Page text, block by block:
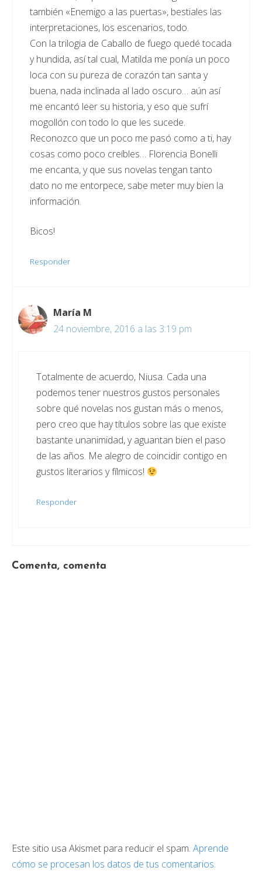
también «Enemigo a las puertas», bestiales las
interpretaciones, los escenarios, todo.
Con la trilogia de Caballo de fuego quedé tocada
y hundida, así tal cual, Matilda me ponía un poco
loca con su pureza de corazón tan santa y
buena, nada inclinada al lado oscuro… aún así
me encantó leer su historia, y eso que sufrí
mogollón con todo lo que les sucede.
Reconozco que un poco me pasó como a ti, hay
cosas como poco creíbles… Florencia Bonelli
me encanta, y que sus novelas tengan tanto
dato no me entorpece, sabe meter muy bien la
información.
Bicos!
Responder
María M
24 noviembre, 2016 a las 3:19 pm
Totalmente de acuerdo, Niusa. Cada una
podemos tener nuestros gustos personales
sobre qué novelas nos gustan más o menos,
pero creo que hay títulos sobre las que existe
bastante unanimidad, y aguantan bien el paso
de las años. Me alegro de coincidir contigo en
gustos literarios y fílmicos!
Responder
Comenta, comenta
Este sitio usa Akismet para reducir el spam. Aprende
cómo se procesan los datos de tus comentarios.